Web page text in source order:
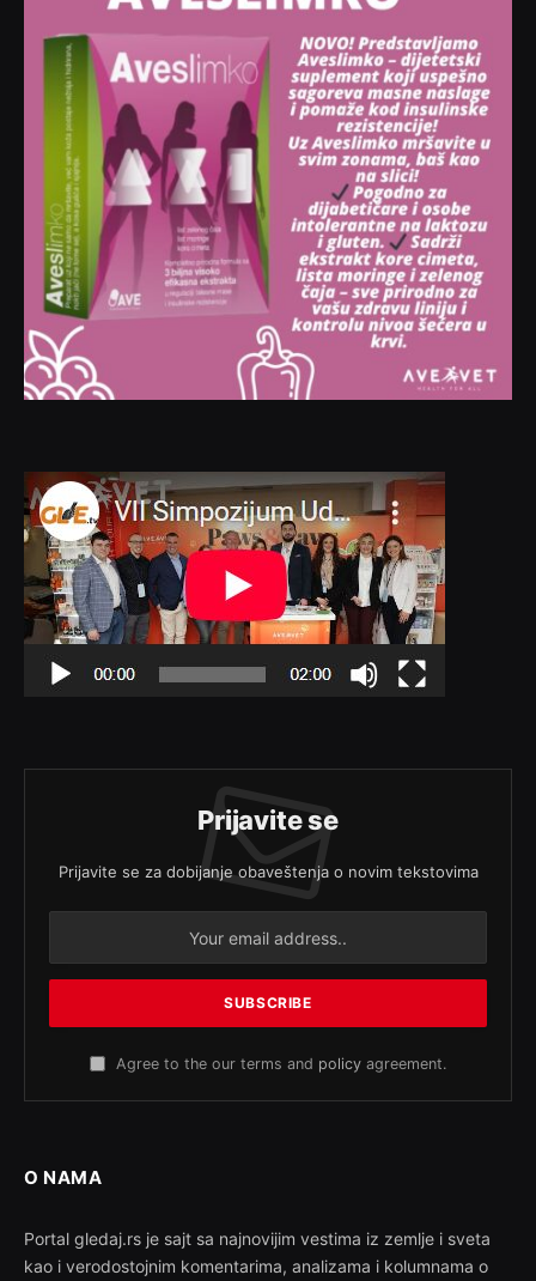
Prijavite se
Prijavite se za dobijanje obaveštenja o novim tekstovima
Agree to the our terms and policy agreement.
O NAMA
Portal gledaj.rs je sajt sa najnovijim vestima iz zemlje i sveta
kao i verodostojnim komentarima, analizama i kolumnama o